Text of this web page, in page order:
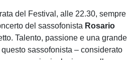
del Festival, alle 22.30, sempre
del sassofonista Rosario
Talento, passione e una grande
sassofonista – considerato